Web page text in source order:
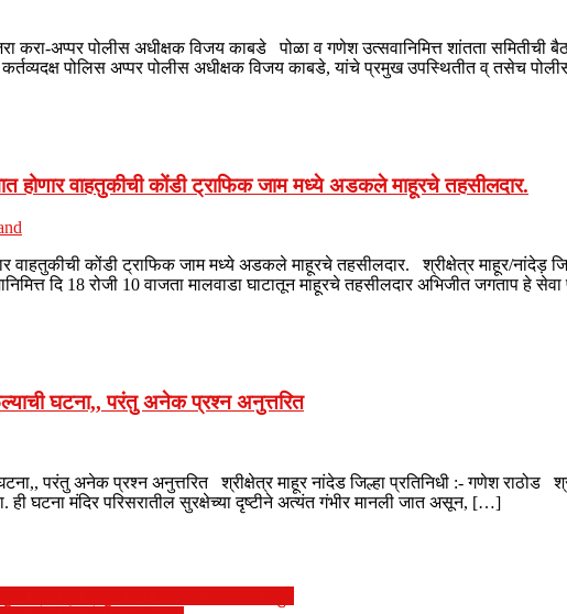
करा-अप्पर पोलीस अधीक्षक विजय काबडे पोळा व गणेश उत्सवानिमित्त शांतता
पोलिस अप्पर पोलीस अधीक्षक विजय काबडे, यांचे प्रमुख उपस्थितीत व् तसेच
होणार वाहतुकीची कोंडी ट्राफिक जाम मध्ये अडकले माहूरचे तहसीलदार.
वाहतुकीची कोंडी ट्राफिक जाम मध्ये अडकले माहूरचे तहसीलदार. श्रीक्षेत्र माहूर/नांदेड़
दि 18 रोजी 10 वाजता मालवाडा घाटातून माहूरचे तहसीलदार अभिजीत जगताप हे
घटना,, परंतु अनेक प्रश्न अनुत्तरित
परंतु अनेक प्रश्न अनुत्तरित श्रीक्षेत्र माहूर नांदेड जिल्हा प्रतिनिधी :- गणेश राठोड
ही घटना मंदिर परिसरातील सुरक्षेच्या दृष्टीने अत्यंत गंभीर मानली जात असून, […]